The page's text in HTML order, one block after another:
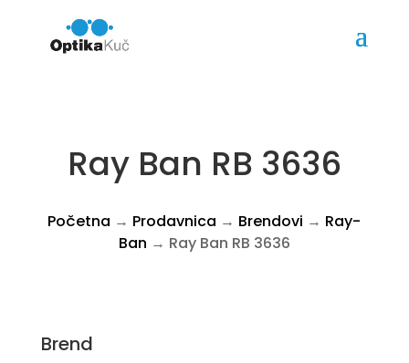
Ray Ban RB 3636
Početna → Prodavnica → Brendovi → Ray-
Ban → Ray Ban RB 3636
Brend